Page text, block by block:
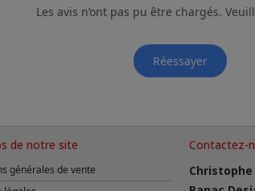
Les avis n’ont pas pu être chargés.
Réessayer
de notre site
générales de vente
Contactez-
Christophe